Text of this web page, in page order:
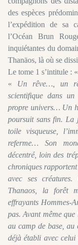
des espèces
l’expédition de sa
l’Océan Brun
inquiétantes du
Thanäos, là où se
Le tome 1 s’intitule :
« Un rêve…, un
scientifique dans un
propre univers… Un
poursuit sans fin. La
toile visqueuse,
referme… Son
décentré, loin des
chroniques
avec ses
Thanaos, la forêt
effrayants Hommes-
pas. Avant même
au camp de base, au
déjà établi avec